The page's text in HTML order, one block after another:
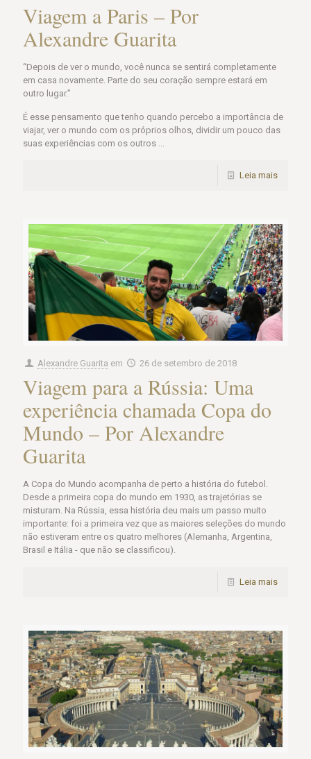
Viagem a Paris – Por
Alexandre Guarita
“Depois de ver o mundo, você nunca se sentirá completamente
em casa novamente. Parte do seu coração sempre estará em
outro lugar.”
É esse pensamento que tenho quando percebo a importância de
viajar, ver o mundo com os próprios olhos, dividir um pouco das
suas experiências com os outros ...
Leia mais
Alexandre Guarita em 26 de setembro de 2018
Viagem para a Rússia: Uma
experiência chamada Copa do
Mundo – Por Alexandre
Guarita
A Copa do Mundo acompanha de perto a história do futebol.
Desde a primeira copa do mundo em 1930, as trajetórias se
misturam. Na Rússia, essa história deu mais um passo muito
importante: foi a primeira vez que as maiores seleções do mundo
não estiveram entre os quatro melhores (Alemanha, Argentina,
Brasil e Itália - que não se classificou).
Leia mais